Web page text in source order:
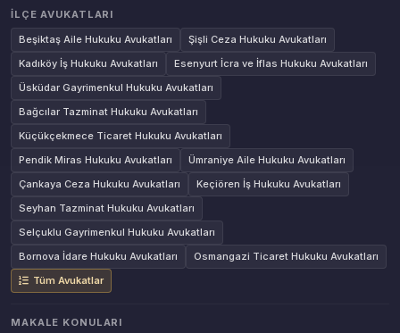
İLÇE AVUKATLARI
Beşiktaş Aile Hukuku Avukatları
Şişli Ceza Hukuku Avukatları
Kadıköy İş Hukuku Avukatları
Esenyurt İcra ve İflas Hukuku Avukatları
Üsküdar Gayrimenkul Hukuku Avukatları
Bağcılar Tazminat Hukuku Avukatları
Küçükçekmece Ticaret Hukuku Avukatları
Pendik Miras Hukuku Avukatları
Ümraniye Aile Hukuku Avukatları
Çankaya Ceza Hukuku Avukatları
Keçiören İş Hukuku Avukatları
Seyhan Tazminat Hukuku Avukatları
Selçuklu Gayrimenkul Hukuku Avukatları
Bornova İdare Hukuku Avukatları
Osmangazi Ticaret Hukuku Avukatları
Tüm Avukatlar
MAKALE KONULARI